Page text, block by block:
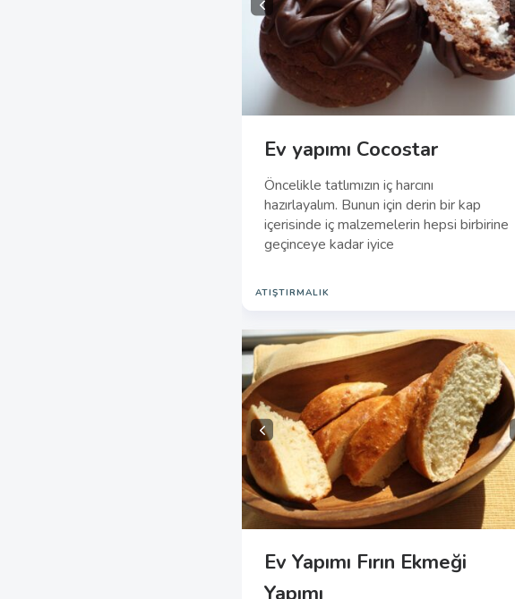
Ev yapımı Cocostar
Öncelikle tatlımızın iç harcını
hazırlayalım. Bunun için derin bir kap
içerisinde iç malzemelerin hepsi birbirine
geçinceye kadar iyice
ATIŞTIRMALIK
Ev Yapımı Fırın Ekmeği